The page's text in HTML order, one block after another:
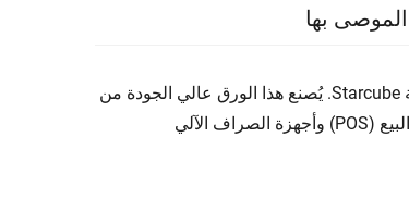
بها
نقدم لكم ورق التسجيل الحراري للبيع المباشر من المصنع من العلامة التجارية الموثوقة Starcube. يُصنع هذا الورق عالي الجودة من
لب الخشب النقي بنسبة 100%، مما يضمن المتانة والموثوقية في جميع معاملات نقاط البيع (POS) وأجهزة الصراف الآلي